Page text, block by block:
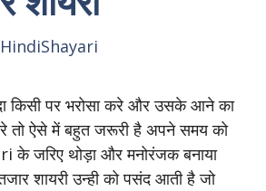
HindiShayari
किसी पर भरोसा करे और उसके आने का
तो ऐसे में बहुत जरूरी है अपने समय को
जरिए थोड़ा और मनोरंजक बनाया
शायरी उन्ही को पसंद आती है जो